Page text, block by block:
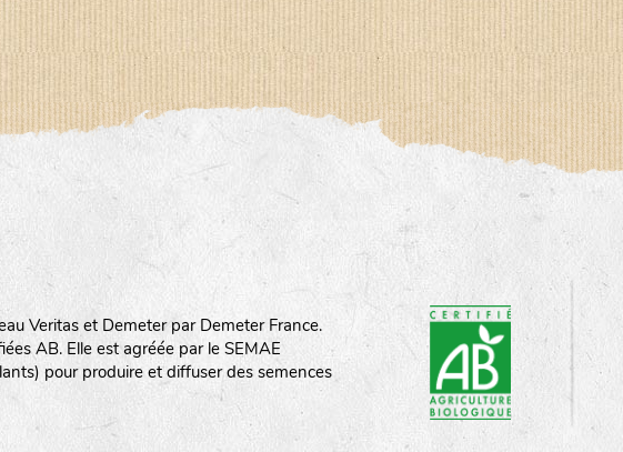
Veritas et Demeter par Demeter France.
AB. Elle est agréée par le SEMAE
pour produire et diffuser des semences